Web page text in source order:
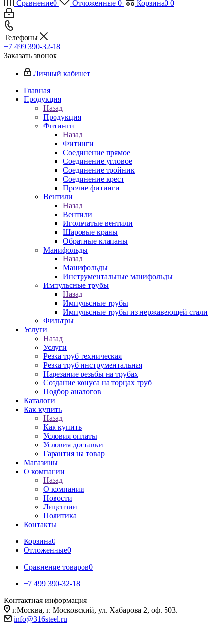
Сравнение0 Отложенные 0 Корзина0 0
Телефоны
+7 499 390-32-18
Заказать звонок
Личный кабинет
Главная
Продукция
Назад
Продукция
Фитинги
Назад
Фитинги
Соединение прямое
Соединение угловое
Соединение тройник
Соединение крест
Прочие фитинги
Вентили
Назад
Вентили
Игольчатые вентили
Шаровые краны
Обратные клапаны
Манифольды
Назад
Манифольды
Инструментальные манифольды
Импульсные трубы
Назад
Импульсные трубы
Импульсные трубы из нержавеющей стали
Фильтры
Услуги
Назад
Услуги
Резка труб техническая
Резка труб инструментальная
Нарезание резьбы на трубах
Создание конуса на торцах труб
Подбор аналогов
Каталоги
Как купить
Назад
Как купить
Условия оплаты
Условия доставки
Гарантия на товар
Магазины
О компании
Назад
О компании
Новости
Лицензии
Политика
Контакты
Корзина0
Отложенные0
Сравнение товаров0
+7 499 390-32-18
Контактная информация
г.Москва, г. Московский, ул. Хабарова 2, оф. 503.
info@316steel.ru